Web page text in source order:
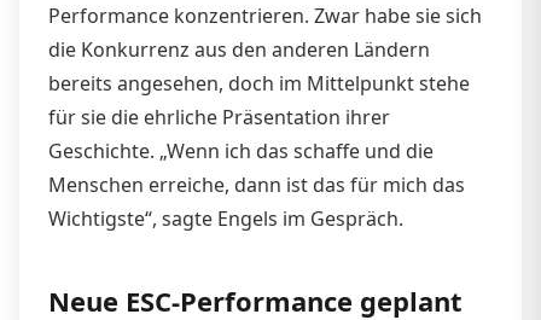
Performance konzentrieren. Zwar habe sie sich
die Konkurrenz aus den anderen Ländern
bereits angesehen, doch im Mittelpunkt stehe
für sie die ehrliche Präsentation ihrer
Geschichte. „Wenn ich das schaffe und die
Menschen erreiche, dann ist das für mich das
Wichtigste“, sagte Engels im Gespräch.
Neue ESC-Performance geplant